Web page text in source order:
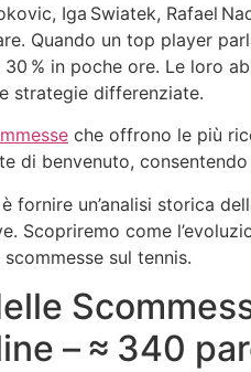
Iga Swiatek, Rafael
Quando un top player
% in poche ore. Le loro
strategie differenziate.
che offrono le più
di benvenuto,
fornire un’analisi storica
Scopriremo come
sul tennis.
– ≈ 340